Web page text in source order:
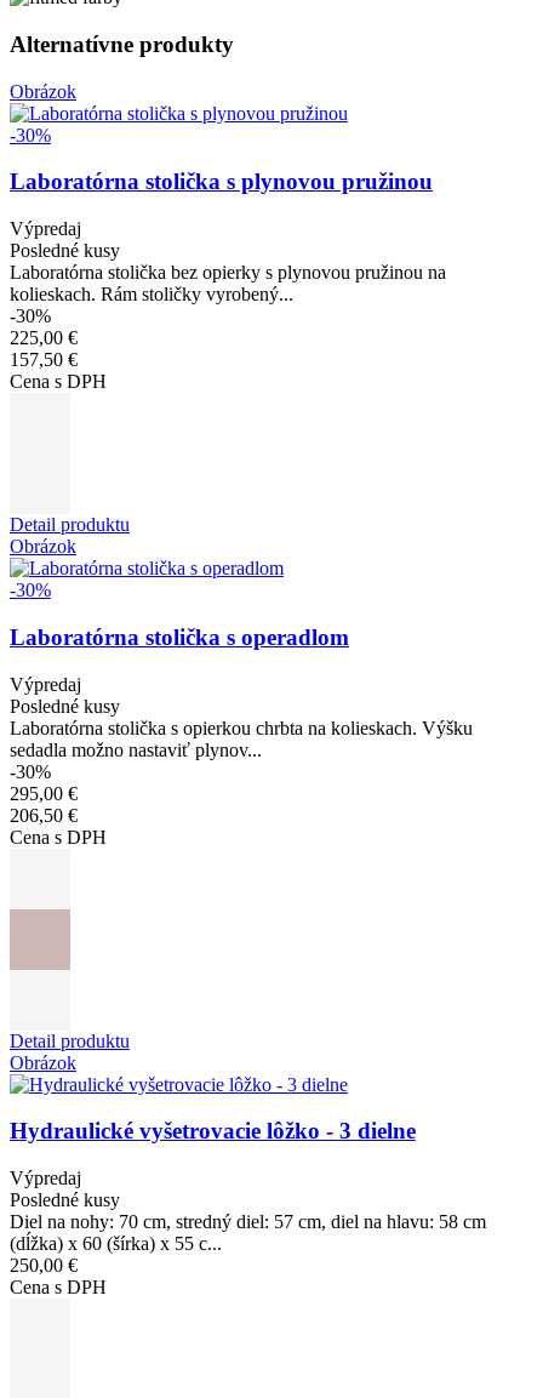
Alternatívne produkty
Obrázok
-30%
Laboratórna stolička s plynovou pružinou
Výpredaj
Posledné kusy
Laboratórna stolička bez opierky s plynovou pružinou na
kolieskach. Rám stoličky vyrobený...
-30%
225,00 €
157,50 €
Cena s DPH
Detail produktu
Obrázok
-30%
Laboratórna stolička s operadlom
Výpredaj
Posledné kusy
Laboratórna stolička s opierkou chrbta na kolieskach. Výšku
sedadla možno nastaviť plynov...
-30%
295,00 €
206,50 €
Cena s DPH
Detail produktu
Obrázok
Hydraulické vyšetrovacie lôžko - 3 dielne
Výpredaj
Posledné kusy
Diel na nohy: 70 cm, stredný diel: 57 cm, diel na hlavu: 58 cm
(dĺžka) x 60 (šírka) x 55 c...
250,00 €
Cena s DPH